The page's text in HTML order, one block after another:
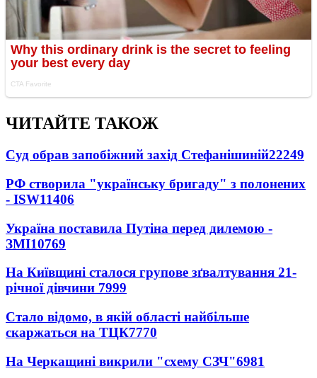
ЧИТАЙТЕ ТАКОЖ
Суд обрав запобіжний захід Стефанішиній22249
РФ створила "українську бригаду" з полонених
- ISW11406
Україна поставила Путіна перед дилемою -
ЗМІ10769
На Київщині сталося групове зґвалтування 21-
річної дівчини 7999
Стало відомо, в якій області найбільше
скаржаться на ТЦК7770
На Черкащині викрили "схему СЗЧ"6981